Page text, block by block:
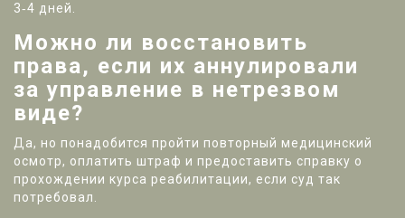
3‑4 дней.
Можно ли восстановить
права, если их аннулировали
за управление в нетрезвом
виде?
Да, но понадобится пройти повторный медицинский
осмотр, оплатить штраф и предоставить справку о
прохождении курса реабилитации, если суд так
потребовал.